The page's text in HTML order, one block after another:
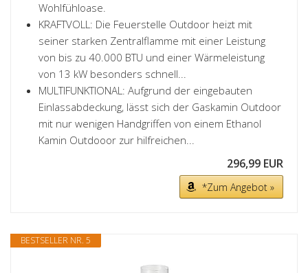
Wohlfühloase.
KRAFTVOLL: Die Feuerstelle Outdoor heizt mit
seiner starken Zentralflamme mit einer Leistung
von bis zu 40.000 BTU und einer Wärmeleistung
von 13 kW besonders schnell...
MULTIFUNKTIONAL: Aufgrund der eingebauten
Einlassabdeckung, lässt sich der Gaskamin Outdoor
mit nur wenigen Handgriffen von einem Ethanol
Kamin Outdooor zur hilfreichen...
296,99 EUR
*Zum Angebot »
BESTSELLER NR. 5